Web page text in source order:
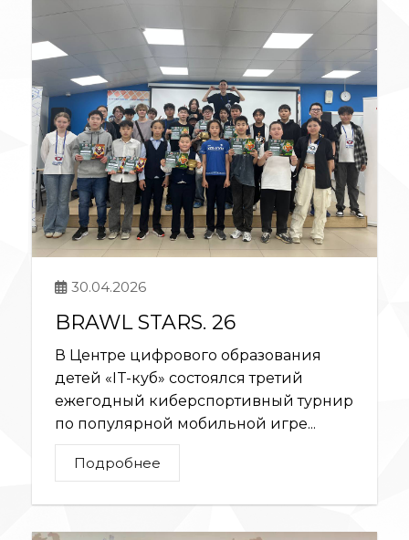
30.04.2026
BRAWL STARS. 26
В Центре цифрового образования
детей «IT-куб» состоялся третий
ежегодный киберспортивный турнир
по популярной мобильной игре...
Подробнее